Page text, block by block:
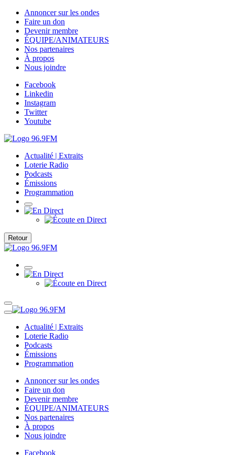
Annoncer sur les ondes
Faire un don
Devenir membre
ÉQUIPE/ANIMATEURS
Nos partenaires
À propos
Nous joindre
Facebook
Linkedin
Instagram
Twitter
Youtube
Actualité | Extraits
Loterie Radio
Podcasts
Émissions
Programmation
Retour
Actualité | Extraits
Loterie Radio
Podcasts
Émissions
Programmation
Annoncer sur les ondes
Faire un don
Devenir membre
ÉQUIPE/ANIMATEURS
Nos partenaires
À propos
Nous joindre
Facebook